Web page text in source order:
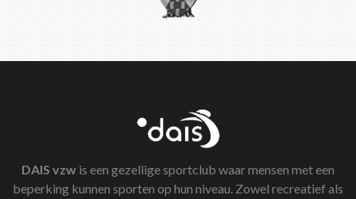
DAIS vzw is een gezellige sportclub waar mensen met een
beperking kunnen sporten op hun niveau. Zowel recreatief als